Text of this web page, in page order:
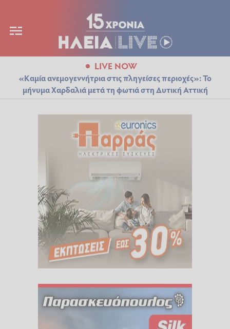
LIVE NOW
«Καμία ανεμογεννήτρια στις πληγείσες περιοχές»: Το
μήνυμα Χαρδαλιά μετά τη φωτιά στη Δυτική Αττική